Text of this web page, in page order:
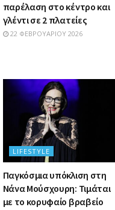
παρέλαση στο κέντρο και
γλέντι σε 2 πλατείες
22 ΦΕΒΡΟΥΑΡΊΟΥ 2026
LIFESTYLE
Παγκόσμια υπόκλιση στη
Νάνα Μούσχουρη: Τιμάται
με το κορυφαίο βραβείο